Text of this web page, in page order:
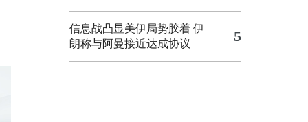
信息战凸显美伊局势胶着 伊
朗称与阿曼接近达成协议
5